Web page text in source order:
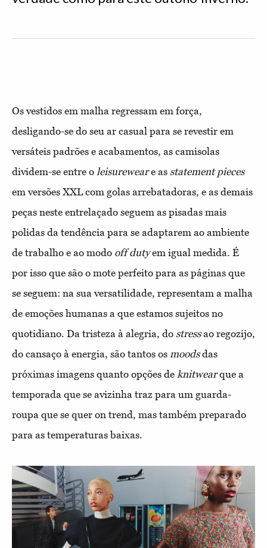
Os vestidos em malha regressam em força,
desligando-se do seu ar casual para se revestir em
versáteis padrões e acabamentos, as camisolas
dividem-se entre o leisureweare as statement pieces
em versões XXL com golas arrebatadoras, e as demais
peças neste entrelaçado seguem as pisadas mais
polidas da tendência para se adaptarem ao ambiente
de trabalho e ao modo off dutyem igual medida. É
por isso que são o mote perfeito para as páginas que
se seguem: na sua versatilidade, representam a malha
de emoções humanas a que estamos sujeitos no
quotidiano. Da tristeza à alegria, do stressao regozijo,
do cansaço à energia, são tantos os moodsdas
próximas imagens quanto opções de knitwearque a
temporada que se avizinha traz para um guarda-
roupa que se quer on trend, mas também preparado
para as temperaturas baixas.